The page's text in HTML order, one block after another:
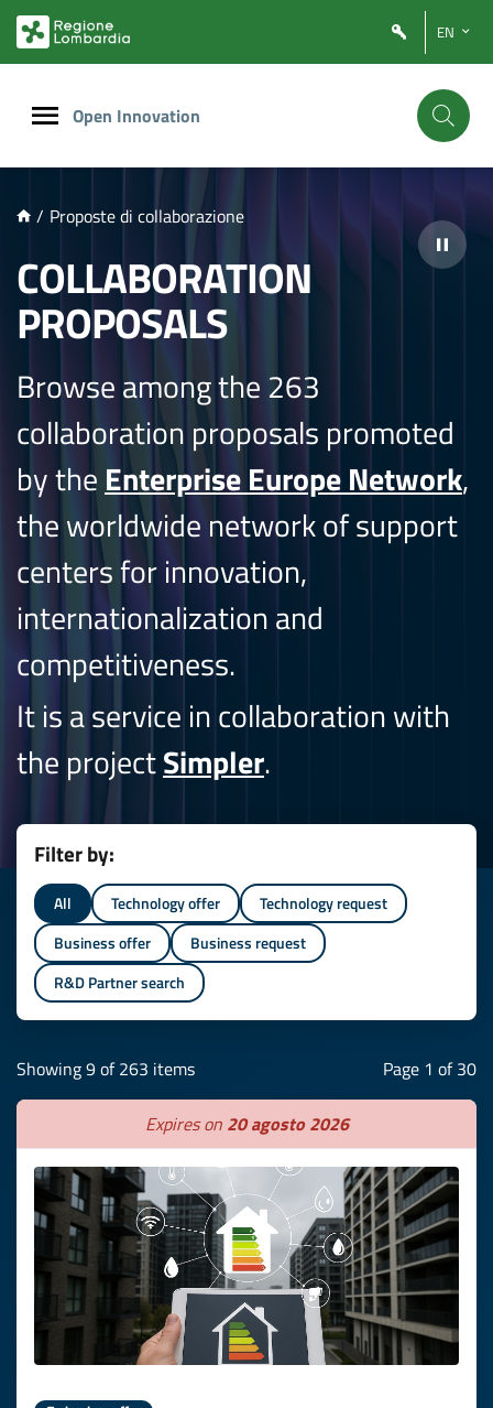
PRINCIPALE
EN
Open Innovation
/ Proposte di collaborazione
COLLABORATION
PROPOSALS
Browse among the 263
collaboration proposals promoted
by the Enterprise Europe Network,
the worldwide network of support
centers for innovation,
internationalization and
competitiveness.
It is a service in collaboration with
the projectSimpler.
Filter by:
All Technology offer
Technology request
Business offer
Business request
R&D Partner search
Showing 9 of 263 items Page 1 of 30
Expires on 20 agosto 2026